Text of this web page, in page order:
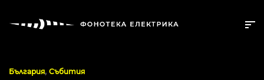
България, Събития